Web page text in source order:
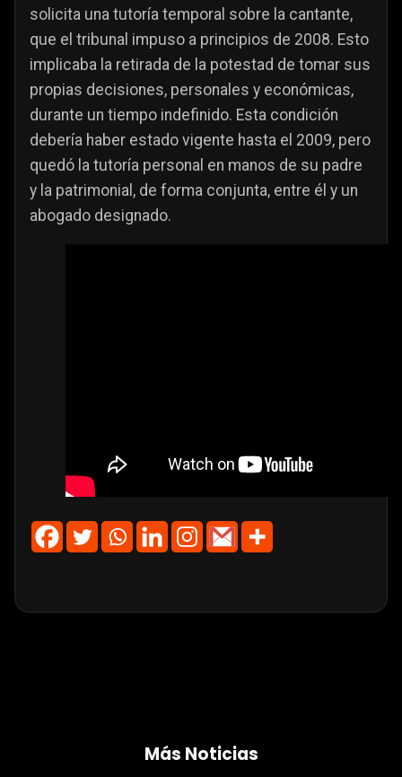
solicita una tutoría temporal sobre la cantante,
que el tribunal impuso a principios de 2008. Esto
implicaba la retirada de la potestad de tomar sus
propias decisiones, personales y económicas,
durante un tiempo indefinido. Esta condición
debería haber estado vigente hasta el 2009, pero
quedó la tutoría personal en manos de su padre
y la patrimonial, de forma conjunta, entre él y un
abogado designado.
Más Noticias